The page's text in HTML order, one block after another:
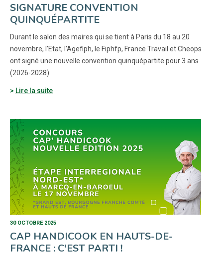
SIGNATURE CONVENTION
QUINQUÉPARTITE
Durant le salon des maires qui se tient à Paris du 18 au 20
novembre, l'Etat, l'Agefiph, le Fiphfp, France Travail et Cheops
ont signé une nouvelle convention quinquépartite pour 3 ans
(2026-2028)
Lire la suite
30 OCTOBRE 2025
CAP HANDICOOK EN HAUTS-DE-
FRANCE : C'EST PARTI !